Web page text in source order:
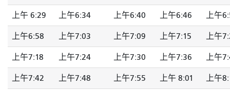
上午 6:29 上午6:34 上午6:40 上午6:46 上午
上午6:58 上午7:03 上午7:09 上午7:15 上午
上午7:18 上午7:24 上午7:30 上午7:36 上午
上午7:42 上午7:48 上午7:55 上午 8:01 上午